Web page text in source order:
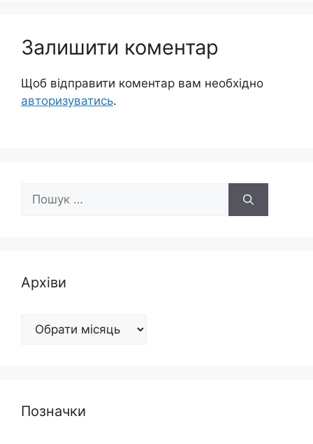
Залишити коментар
Щоб відправити коментар вам необхідно
авторизуватись.
Пошук:
Архіви
Архіви
Позначки